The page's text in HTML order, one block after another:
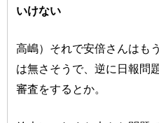
いけない
高嶋）それで安倍さんはも
は無さそうで、逆に日報問
審査をするとか。